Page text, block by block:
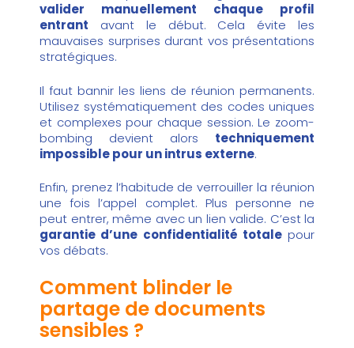
valider manuellement chaque profil
entrant avant le début. Cela évite les
mauvaises surprises durant vos présentations
stratégiques.
Il faut bannir les liens de réunion permanents.
Utilisez systématiquement des codes uniques
et complexes pour chaque session. Le zoom-
bombing devient alors techniquement
impossible pour un intrus externe.
Enfin, prenez l’habitude de verrouiller la réunion
une fois l’appel complet. Plus personne ne
peut entrer, même avec un lien valide. C’est la
garantie d’une confidentialité totalepour
vos débats.
Comment blinder le
partage de documents
sensibles ?